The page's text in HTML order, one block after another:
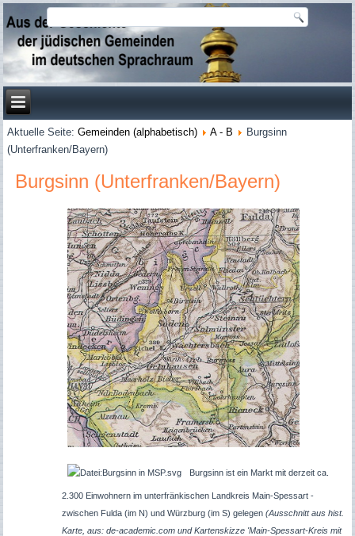
Aktuelle Seite:Gemeinden (alphabetisch) A - B
Burgsinn
(Unterfranken/Bayern)
Burgsinn (Unterfranken/Bayern)
Burgsinn ist ein Markt mit derzeit ca.
2.300 Einwohnern im unterfränkischen Landkreis Main-Spessart -
zwischen Fulda (im N) und Würzburg (im S) gelegen (Ausschnitt aus hist.
Karte, aus: de-academic.com und Kartenskizze 'Main-Spessart-Kreis mit